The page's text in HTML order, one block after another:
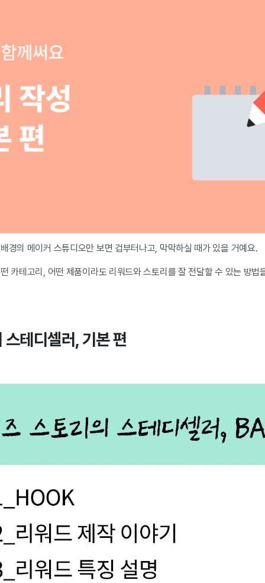
경의 메이커 스튜디오만 보면 겁부터나고, 막막하실 때가 있을 거예요.
카테고리, 어떤 제품이라도 리워드와 스토리를 잘 전달할 수 있는 방법
테디셀러, 기본 편